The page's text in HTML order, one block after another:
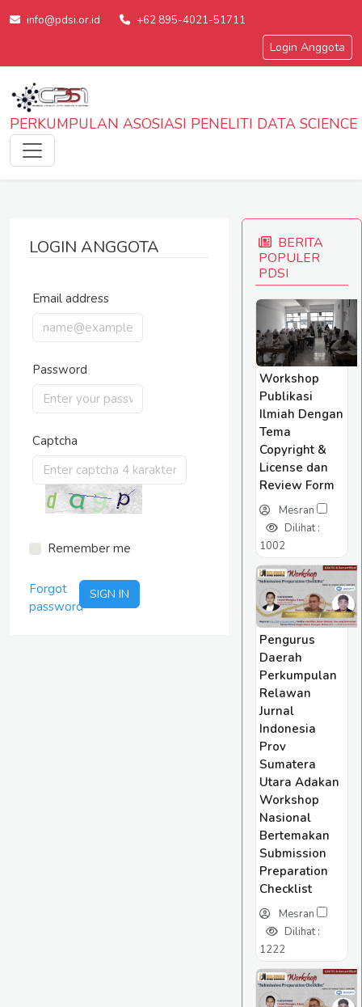
info@pdsi.or.id +62 895-4021-51711
Login Anggota
PERKUMPULAN ASOSIASI PENELITI DATA
LOGIN ANGGOTA
Email address
Password
Captcha
Remember me
Forgot
password
BERITA
POPULER
PDSI
Workshop
Publikasi
Ilmiah Dengan
Tema
Copyright &
License dan
Review Form
Mesran
Dilihat :
1002
Pengurus
Daerah
Perkumpulan
Relawan
Jurnal
Indonesia
Prov
Sumatera
Utara Adakan
Workshop
Nasional
Bertemakan
Submission
Preparation
Checklist
Mesran
Dilihat :
1222